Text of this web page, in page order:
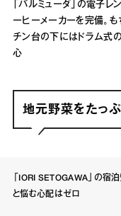
「バルミューダ」の電子レ
ーヒーメーカーを完備。
チン台の下にはドラム式
心
地元野菜をたっ
「IORI SETOGAWA」の宿
と悩む心配はゼロ